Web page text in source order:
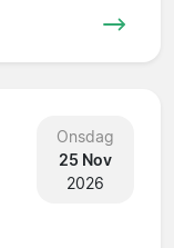
Onsdag
25 Nov
2026